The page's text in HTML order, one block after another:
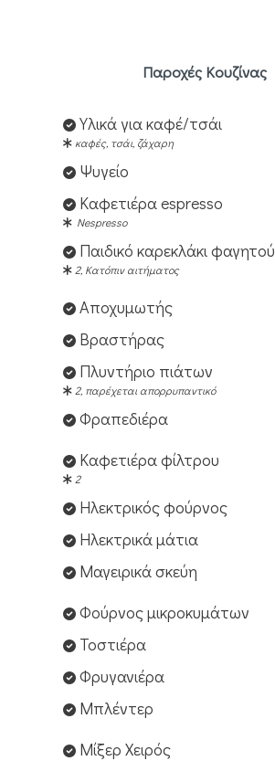
Παροχές Κουζίνας
Υλικά για καφέ/τσάι
καφές, τσάι, ζάχαρη
Ψυγείο
Καφετιέρα espresso
Nespresso
Παιδικό καρεκλάκι φαγητού
2, Κατόπιν αιτήματος
Αποχυμωτής
Βραστήρας
Πλυντήριο πιάτων
2, παρέχεται απορρυπαντικό
Φραπεδιέρα
Καφετιέρα φίλτρου
2
Ηλεκτρικός φούρνος
Ηλεκτρικά μάτια
Μαγειρικά σκεύη
Φούρνος μικροκυμάτων
Τοστιέρα
Φρυγανιέρα
Μπλέντερ
Μίξερ Χειρός